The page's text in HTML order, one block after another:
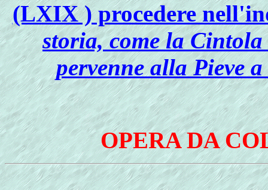
(LXIX ) procedere
storia, come la
pervenne alla Pieve
OPERA DA